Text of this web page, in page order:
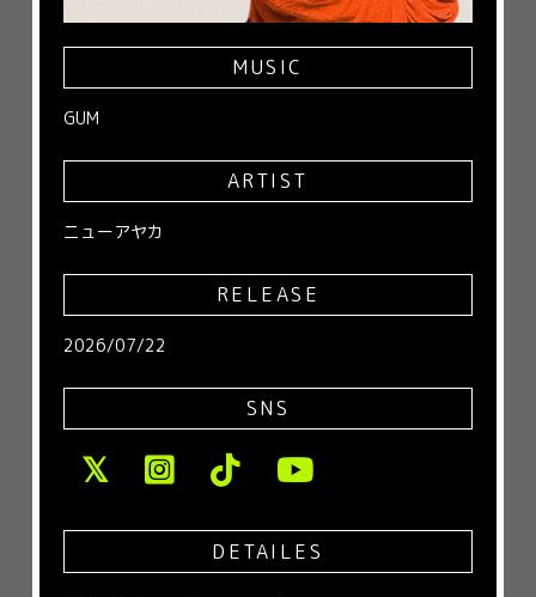
MUSIC
GUM
ARTIST
ニューアヤカ
RELEASE
2026/07/22
SNS
DETAILES